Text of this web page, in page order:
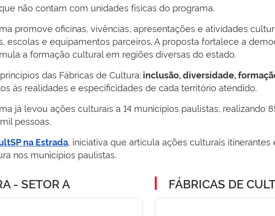
não contam com unidades físicas do programa.
promove oficinas, vivências, apresentações e atividades
e equipamentos parceiros. A proposta fortalece a
a formação cultural em regiões diversas do estado.
das Fábricas de Cultura: inclusão, diversidade,
às realidades e especificidades de cada território atendido.
já levou ações culturais a 14 municípios paulistas, realizando
pessoas.
na Estrada , iniciativa que articula ações culturais
nos municípios paulistas.
- SETOR A FÁBRICAS DE